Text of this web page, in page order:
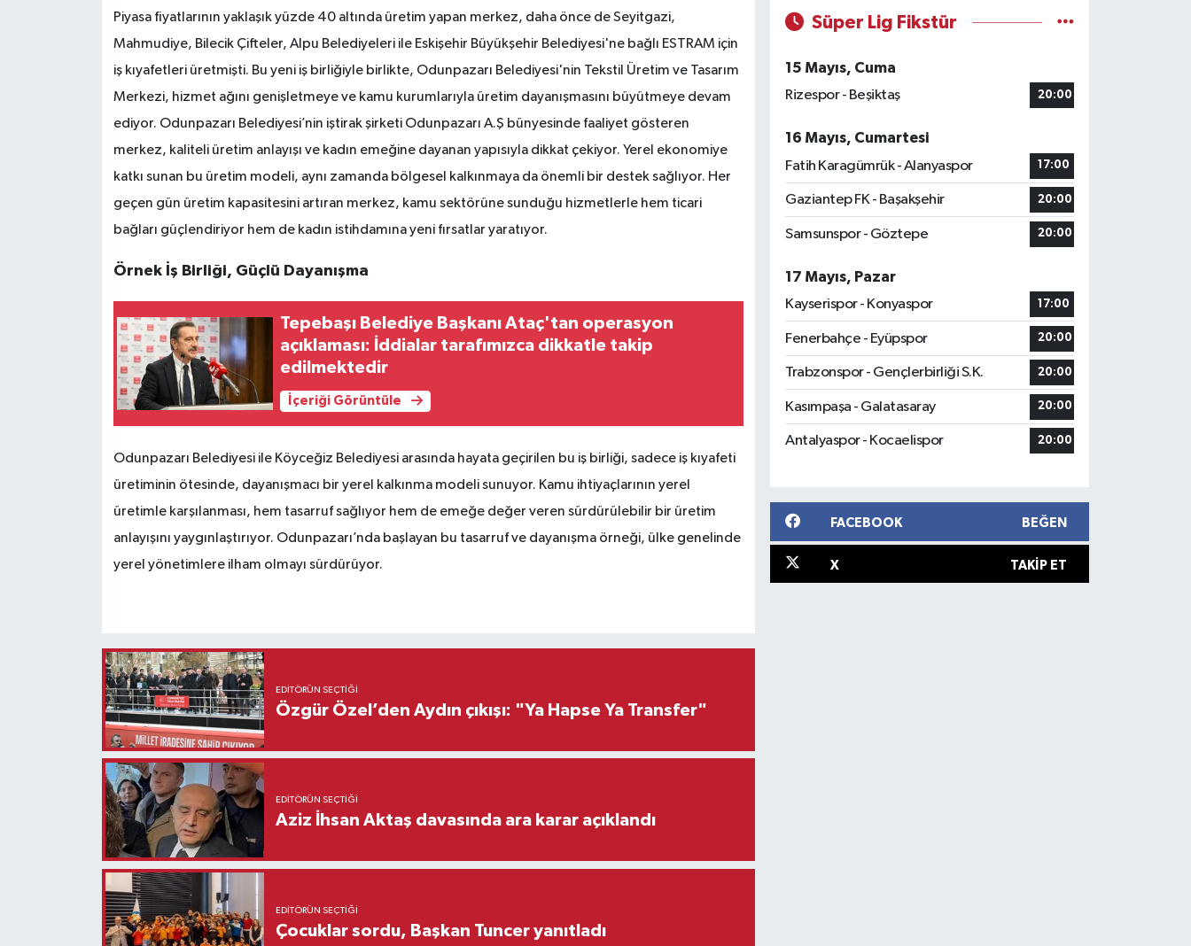
Piyasa fiyatlarının yaklaşık yüzde 40 altında üretim yapan merkez, daha önce de Seyitgazi,
Mahmudiye, Bilecik Çifteler, Alpu Belediyeleri ile Eskişehir Büyükşehir Belediyesi'ne bağlı ESTRAM için
iş kıyafetleri üretmişti. Bu yeni iş birliğiyle birlikte, Odunpazarı Belediyesi'nin Tekstil Üretim ve Tasarım
Merkezi, hizmet ağını genişletmeye ve kamu kurumlarıyla üretim dayanışmasını büyütmeye devam
ediyor. Odunpazarı Belediyesi’nin iştirak şirketi Odunpazarı A.Ş bünyesinde faaliyet gösteren
merkez, kaliteli üretim anlayışı ve kadın emeğine dayanan yapısıyla dikkat çekiyor. Yerel ekonomiye
katkı sunan bu üretim modeli, aynı zamanda bölgesel kalkınmaya da önemli bir destek sağlıyor. Her
geçen gün üretim kapasitesini artıran merkez, kamu sektörüne sunduğu hizmetlerle hem ticari
bağları güçlendiriyor hem de kadın istihdamına yeni fırsatlar yaratıyor.
Örnek İş Birliği, Güçlü Dayanışma
Tepebaşı Belediye Başkanı Ataç'tan operasyon
açıklaması: İddialar tarafımızca dikkatle takip
edilmektedir
İçeriği Görüntüle
Odunpazarı Belediyesi ile Köyceğiz Belediyesi arasında hayata geçirilen bu iş birliği, sadece iş kıyafeti
üretiminin ötesinde, dayanışmacı bir yerel kalkınma modeli sunuyor. Kamu ihtiyaçlarının yerel
üretimle karşılanması, hem tasarruf sağlıyor hem de emeğe değer veren sürdürülebilir bir üretim
anlayışını yaygınlaştırıyor. Odunpazarı’nda başlayan bu tasarruf ve dayanışma örneği, ülke genelinde
yerel yönetimlere ilham olmayı sürdürüyor.
EDITÖRÜN SEÇTIĞI
Özgür Özel’den Aydın çıkışı: "Ya Hapse Ya Transfer"
EDITÖRÜN SEÇTIĞI
Aziz İhsan Aktaş davasında ara karar açıklandı
EDITÖRÜN SEÇTIĞI
Çocuklar sordu, Başkan Tuncer yanıtladı
Süper Lig Fikstür
15 Mayıs, Cuma
Rizespor - Beşiktaş
20:00
16 Mayıs, Cumartesi
Fatih Karagümrük - Alanyaspor
17:00
Gaziantep FK - Başakşehir 20:00
Samsunspor - Göztepe 20:00
17 Mayıs, Pazar
Kayserispor - Konyaspor
17:00
Fenerbahçe - Eyüpspor 20:00
Trabzonspor - Gençlerbirliği S.K. 20:00
Kasımpaşa - Galatasaray 20:00
Antalyaspor - Kocaelispor 20:00
FACEBOOK BEĞEN
X TAKIP ET